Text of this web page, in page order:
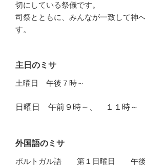
切にしている祭儀です。
司祭とともに、みんなが一致して神
す。
主日のミサ
土曜日 午後７時～
日曜日 午前９時～、 １１時～
外国語のミサ
ポルトガル語 第１日曜日 午後